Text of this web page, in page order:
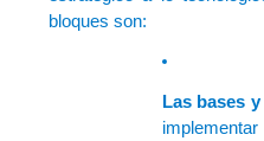
bloques son:
Las bases